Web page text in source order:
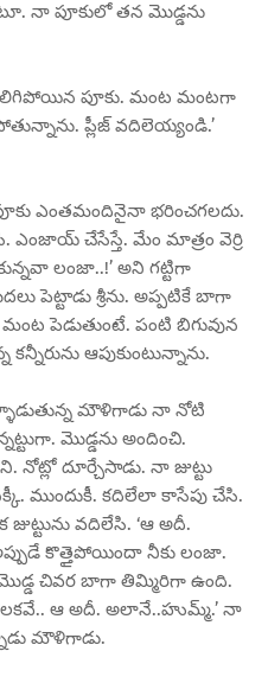
నా పూకులో తన మొడ్డను
పూకు. మంట మంటగా
ప్లీజ్ వదిలెయ్యండి.’
ఎంతమందినైనా భరించగలదు.
ఎంజాయ్ చేసేస్తే. మేం మాత్రం వెర్రి
లంజా..!’ అని గట్టిగా
పెట్టాడు శ్రీను. అప్పటికే బాగా
పెడుతుంటే. పంటి బిగువున
ఆపుకుంటున్నాను.
మౌళిగాడు నా నోటి
మొడ్డను అందించి.
నోట్లో దూర్చేసాడు. నా జుట్టు
ముందుకీ. కదిలేలా కాసేపు చేసి.
వదిలేసి. ‘ఆ అదీ.
కొత్తైపోయిందా నీకు లంజా.
చివర బాగా తిమ్మిరిగా ఉంది.
ఆ అదీ. అలానే..హుమ్మ్.’ నా
మౌళిగాడు.